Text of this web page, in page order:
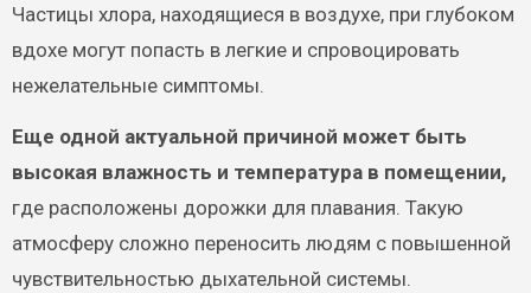
Частицы хлора, находящиеся в воздухе, при глубоком
вдохе могут попасть в легкие и спровоцировать
нежелательные симптомы.
Еще одной актуальной причиной может быть
высокая влажность и температура в помещении,
где расположены дорожки для плавания. Такую
атмосферу сложно переносить людям с повышенной
чувствительностью дыхательной системы.